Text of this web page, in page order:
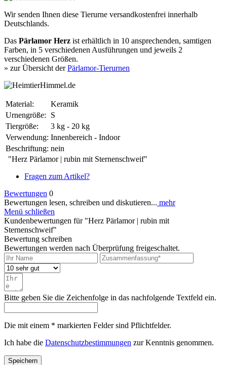
Wir senden Ihnen diese Tierurne versandkostenfrei innerhalb
Deutschlands.
Das Pärlamor Herz ist erhältlich in 10 ansprechenden, samtigen
Farben, in 5 verschiedenen Ausführungen und jeweils 2
verschiedenen Größen.
» zur Übersicht derPärlamor-Tierurnen
Material:
Keramik
Urnengröße:
S
Tiergröße:
3 kg - 20 kg
Verwendung: Innenbereich - Indoor
Beschriftung: nein
"Herz Pärlamor | rubin mit Sternenschweif"
Fragen zum Artikel?
Bewertungen 0
Bewertungen lesen, schreiben und diskutieren... mehr
Menü schließen
Kundenbewertungen für "Herz Pärlamor | rubin mit
Sternenschweif"
Bewertung schreiben
Bewertungen werden nach Überprüfung freigeschaltet.
Bitte geben Sie die Zeichenfolge in das nachfolgende Textfeld ein.
Die mit einem * markierten Felder sind Pflichtfelder.
Ich habe die Datenschutzbestimmungen zur Kenntnis genommen.
Speichern